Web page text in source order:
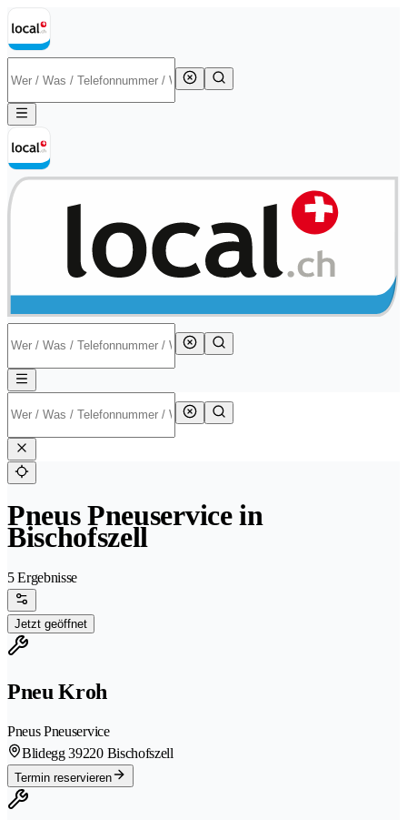
Pneus Pneuservice in
Bischofszell
5 Ergebnisse
Jetzt geöffnet
Pneu Kroh
Pneus Pneuservice
Blidegg 39220 Bischofszell
Termin reservieren